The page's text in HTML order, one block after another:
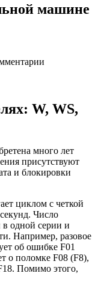
машине
W, WS,
много лет
присутствуют
и блокировки
циклом с четкой
Число
одной серии и
Например, разовое
об ошибке F01
о поломке F08 (F8),
Помимо этого,